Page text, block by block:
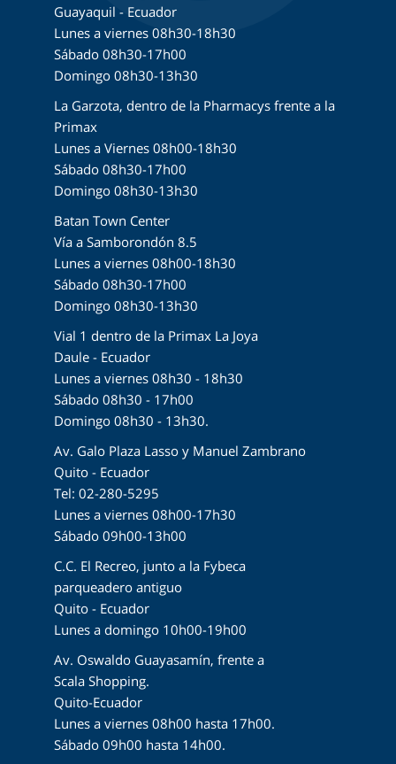
Guayaquil - Ecuador
Lunes a viernes 08h30-18h30
Sábado 08h30-17h00
Domingo 08h30-13h30
La Garzota, dentro de la Pharmacys frente a la
Primax
Lunes a Viernes 08h00-18h30
Sábado 08h30-17h00
Domingo 08h30-13h30
Batan Town Center
Vía a Samborondón 8.5
Lunes a viernes 08h00-18h30
Sábado 08h30-17h00
Domingo 08h30-13h30
Vial 1 dentro de la Primax La Joya
Daule - Ecuador
Lunes a viernes 08h30 - 18h30
Sábado 08h30 - 17h00
Domingo 08h30 - 13h30.
Av. Galo Plaza Lasso y Manuel Zambrano
Quito - Ecuador
Tel: 02-280-5295
Lunes a viernes 08h00-17h30
Sábado 09h00-13h00
C.C. El Recreo, junto a la Fybeca
parqueadero antiguo
Quito - Ecuador
Lunes a domingo 10h00-19h00
Av. Oswaldo Guayasamín, frente a
Scala Shopping.
Quito-Ecuador
Lunes a viernes 08h00 hasta 17h00.
Sábado 09h00 hasta 14h00.